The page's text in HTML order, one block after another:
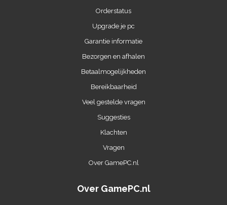
Orderstatus
Upgrade je pc
Garantie informatie
Bezorgen en afhalen
Betaalmogelijkheden
Bereikbaarheid
Veel gestelde vragen
Suggesties
Klachten
Vragen
Over GamePC.nl
Over GamePC.nl